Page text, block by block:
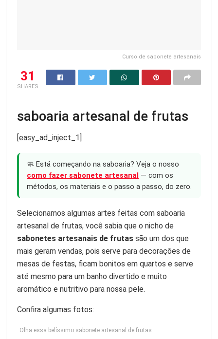
Curso de sabonete artesanais
31
SHARES
saboaria artesanal de frutas
[easy_ad_inject_1]
🧼 Está começando na saboaria? Veja o nosso
como fazer sabonete artesanal — com os
métodos, os materiais e o passo a passo, do zero.
Selecionamos algumas artes feitas com saboaria
artesanal de frutas, você sabia que o nicho de
sabonetes artesanais de frutas são um dos que
mais geram vendas, pois serve para decorações de
mesas de festas, ficam bonitos em quartos e serve
até mesmo para um banho divertido e muito
aromático e nutritivo para nossa pele.
Confira algumas fotos:
Olha essa belíssimo sabonete artesanal de frutas –